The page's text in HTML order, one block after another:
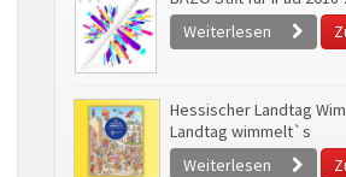
Weiterlesen
Hessischer Landtag
Landtag wimmelt`s
Weiterlesen